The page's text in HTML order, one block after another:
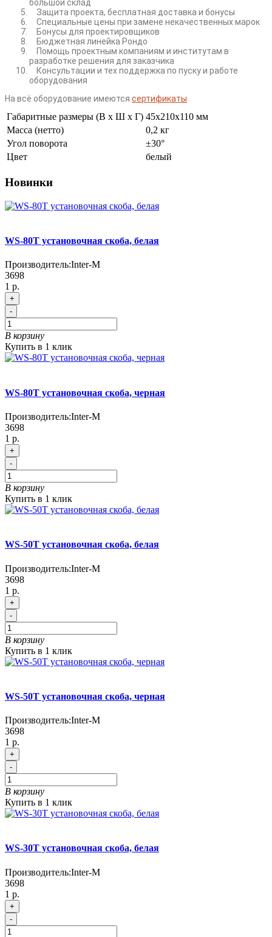
большой склад
Защита проекта, бесплатная доставка и бонусы
Специальные цены при замене некачественных марок
Бонусы для проектировщиков
Бюджетная линейка Рондо
Помощь проектным компаниям и институтам в
разработке решения для заказчика
Консультации и тех поддержка по пуску и работе
оборудования
На всё оборудование имеются сертификаты
Габаритные размеры (В х Ш х Г) 45x210x110 мм
Масса (нетто)
0,2 кг
Угол поворота
±30°
Цвет
белый
Новинки
WS-80T установочная скоба, белая
Производитель:Inter-M
3698
1 р.
+
-
В корзину
Купить в 1 клик
WS-80T установочная скоба, черная
Производитель:Inter-M
3698
1 р.
+
-
В корзину
Купить в 1 клик
WS-50T установочная скоба, белая
Производитель:Inter-M
3698
1 р.
+
-
В корзину
Купить в 1 клик
WS-50T установочная скоба, черная
Производитель:Inter-M
3698
1 р.
+
-
В корзину
Купить в 1 клик
WS-30T установочная скоба, белая
Производитель:Inter-M
3698
1 р.
+
-